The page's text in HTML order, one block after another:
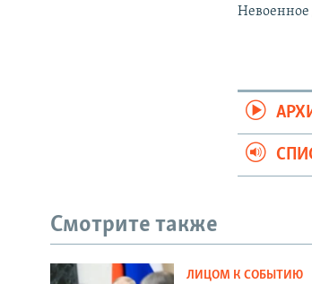
Невоенное
Смотрите также
ЛИЦОМ К СОБЫТИЮ